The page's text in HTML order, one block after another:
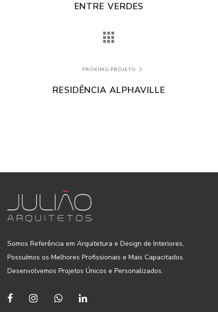
ENTRE VERDES
PRÓXIMO PROJETO
RESIDÊNCIA ALPHAVILLE
Somos Referência em Arquitetura e Design de Interiores,
Possuímos os Melhores Profissionais e Mais Capacitados.
Desenvolvemos Projetos Únicos e Personalizados.